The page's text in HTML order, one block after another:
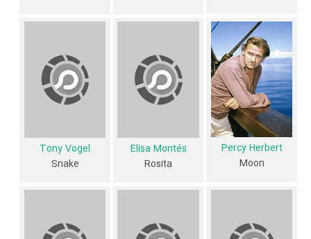
باتجربه هستند.
داستان فیلم Captain Apache
از محتوا و داستان فیلم Captain Apache چقدر اطلاع دارید؟ فیلم‌نامه
Captain Apache توسط
Philip Yordan Milton Sperling وS.E.
Whitmanنوشته شده است.
در خلاصه داستانی که یا از سوی تیم رسانه‌ای اثر و یا توسط دیگر رسانه‌ها درباره
Percy Herbert
Moon
Elisa Montés
Rosita
Tony Vogel
Snake